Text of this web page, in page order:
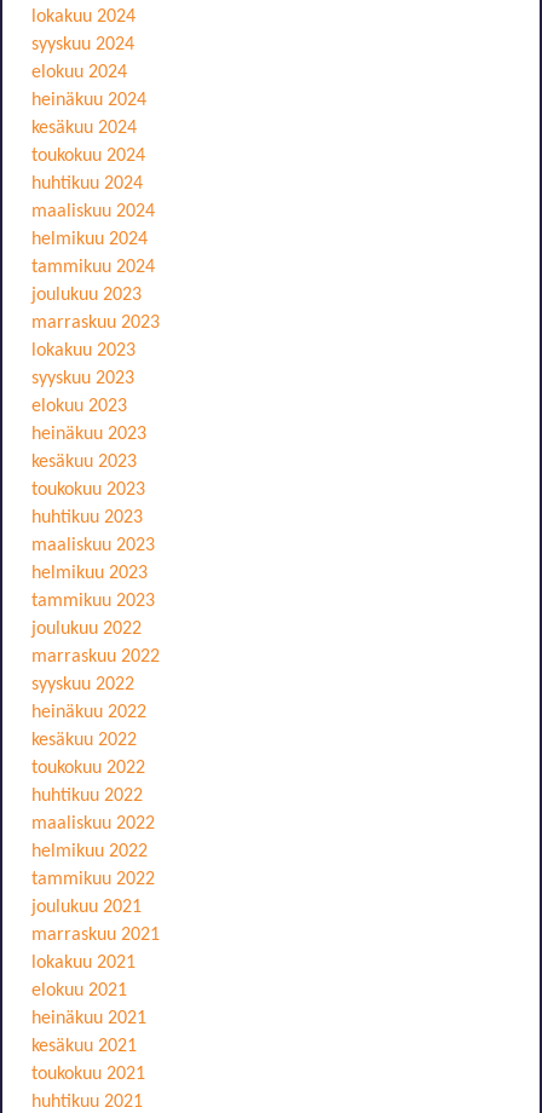
lokakuu 2024
syyskuu 2024
elokuu 2024
heinäkuu 2024
kesäkuu 2024
toukokuu 2024
huhtikuu 2024
maaliskuu 2024
helmikuu 2024
tammikuu 2024
joulukuu 2023
marraskuu 2023
lokakuu 2023
syyskuu 2023
elokuu 2023
heinäkuu 2023
kesäkuu 2023
toukokuu 2023
huhtikuu 2023
maaliskuu 2023
helmikuu 2023
tammikuu 2023
joulukuu 2022
marraskuu 2022
syyskuu 2022
heinäkuu 2022
kesäkuu 2022
toukokuu 2022
huhtikuu 2022
maaliskuu 2022
helmikuu 2022
tammikuu 2022
joulukuu 2021
marraskuu 2021
lokakuu 2021
elokuu 2021
heinäkuu 2021
kesäkuu 2021
toukokuu 2021
huhtikuu 2021